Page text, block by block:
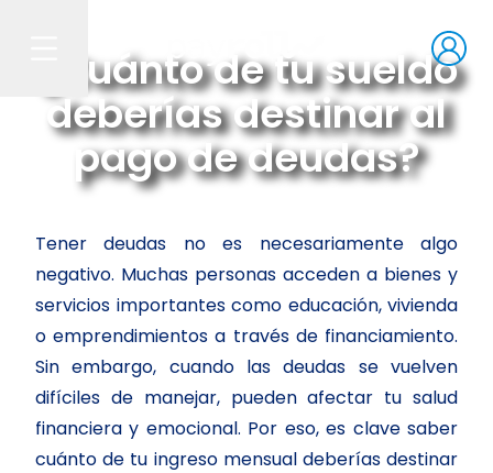
¿Cuánto de tu sueldo
deberías destinar al
pago de deudas?
Tener deudas no es necesariamente algo
negativo. Muchas personas acceden a bienes y
servicios importantes como educación, vivienda
o emprendimientos a través de financiamiento.
Sin embargo, cuando las deudas se vuelven
difíciles de manejar, pueden afectar tu salud
financiera y emocional. Por eso, es clave saber
cuánto de tu ingreso mensual deberías destinar